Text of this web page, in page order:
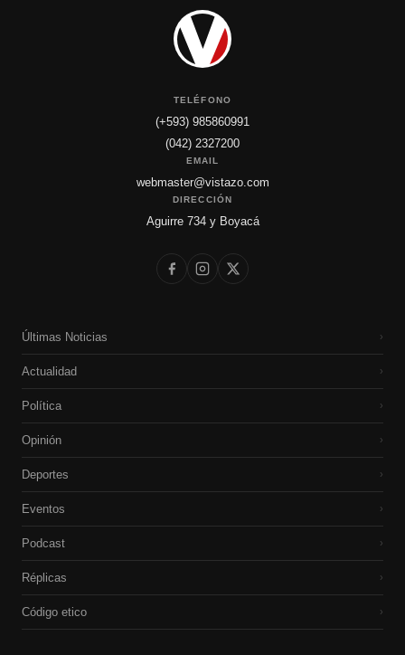
TELÉFONO
(+593) 985860991
(042) 2327200
EMAIL
webmaster@vistazo.com
DIRECCIÓN
Aguirre 734 y Boyacá
Últimas Noticias ›
Actualidad ›
Política ›
Opinión ›
Deportes ›
Eventos ›
Podcast ›
Réplicas ›
Código etico ›